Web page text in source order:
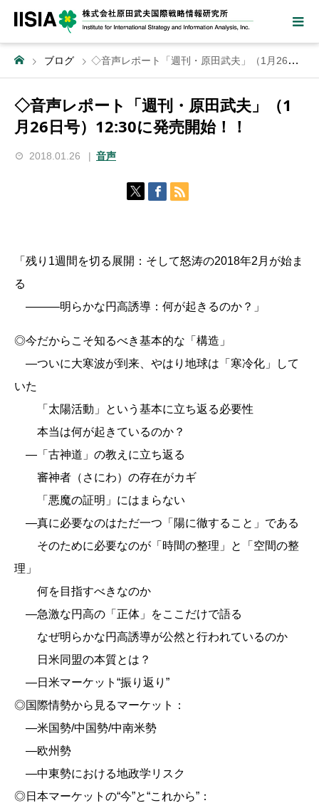
ブログ ◇音声レポート「週刊・原田武夫」（1月26日号）12:30に発売開始！！
◇音声レポート「週刊・原田武夫」（1
月26日号）12:30に発売開始！！
2018.01.26 音声
「残り1週間を切る展開：そして怒涛の2018年2月が始ま
る
―――明らかな円高誘導：何が起きるのか？」
◎今だからこそ知るべき基本的な「構造」
―ついに大寒波が到来、やはり地球は「寒冷化」して
いた
「太陽活動」という基本に立ち返る必要性
本当は何が起きているのか？
―「古神道」の教えに立ち返る
審神者（さにわ）の存在がカギ
「悪魔の証明」にはまらない
―真に必要なのはただ一つ「陽に徹すること」である
そのために必要なのが「時間の整理」と「空間の整
理」
何を目指すべきなのか
―急激な円高の「正体」をここだけで語る
なぜ明らかな円高誘導が公然と行われているのか
日米同盟の本質とは？
―日米マーケット“振り返り”
◎国際情勢から見るマーケット：
―米国勢/中国勢/中南米勢
―欧州勢
―中東勢における地政学リスク
◎日本マーケットの“今”と“これから”：